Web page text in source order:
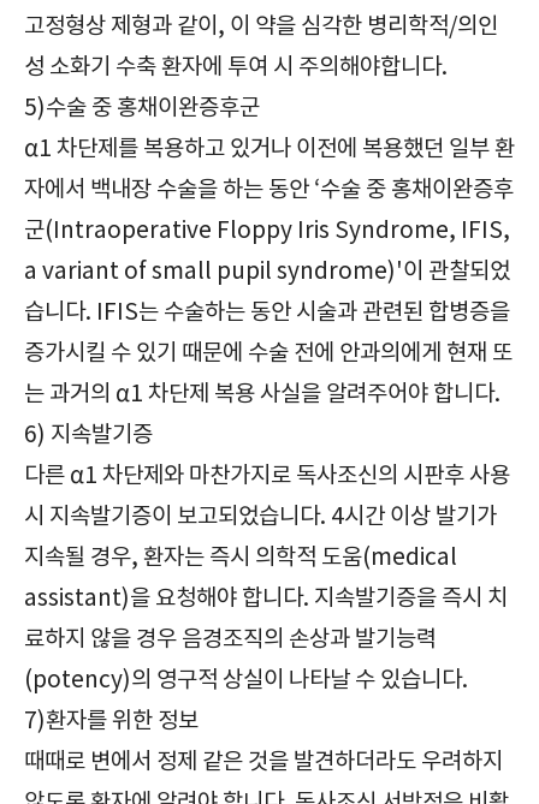
고정형상 제형과 같이, 이 약을 심각한 병리학적/의인
성 소화기 수축 환자에 투여 시 주의해야합니다.
5)수술 중 홍채이완증후군
α1 차단제를 복용하고 있거나 이전에 복용했던 일부 환
자에서 백내장 수술을 하는 동안 ‘수술 중 홍채이완증후
군(Intraoperative Floppy Iris Syndrome, IFIS,
a variant of small pupil syndrome)'이 관찰되었
습니다. IFIS는 수술하는 동안 시술과 관련된 합병증을
증가시킬 수 있기 때문에 수술 전에 안과의에게 현재 또
는 과거의 α1 차단제 복용 사실을 알려주어야 합니다.
6) 지속발기증
다른 α1 차단제와 마찬가지로 독사조신의 시판후 사용
시 지속발기증이 보고되었습니다. 4시간 이상 발기가
지속될 경우, 환자는 즉시 의학적 도움(medical
assistant)을 요청해야 합니다. 지속발기증을 즉시 치
료하지 않을 경우 음경조직의 손상과 발기능력
(potency)의 영구적 상실이 나타날 수 있습니다.
7)환자를 위한 정보
때때로 변에서 정제 같은 것을 발견하더라도 우려하지